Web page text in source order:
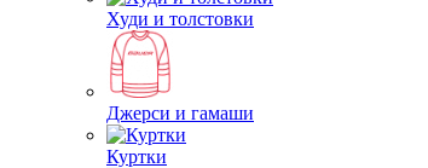
Худи и толстовки
Джерси и гамаши
Куртки